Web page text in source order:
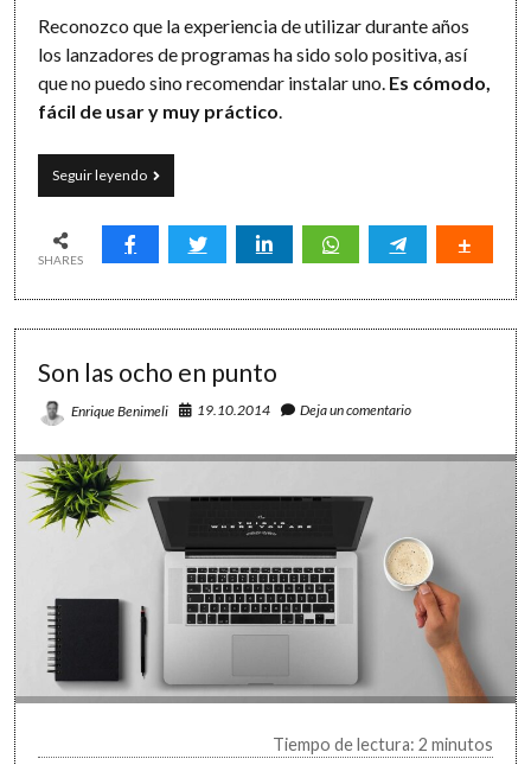
Reconozco que la experiencia de utilizar durante años
los lanzadores de programas ha sido solo positiva, así
que no puedo sino recomendar instalar uno. Es cómodo,
fácil de usar y muy práctico.
Seguir leyendoAbre
tus
Windows,
OS
Linux
con
un
de
SHARES
Son las ocho en punto
Enrique Benimeli 19.10.2014 Deja un comentario
Tiempo de lectura: 2 minutos